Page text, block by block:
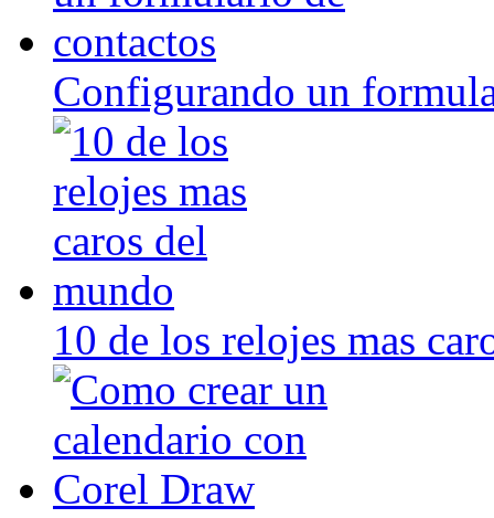
Configurando un
10 de los relojes mas